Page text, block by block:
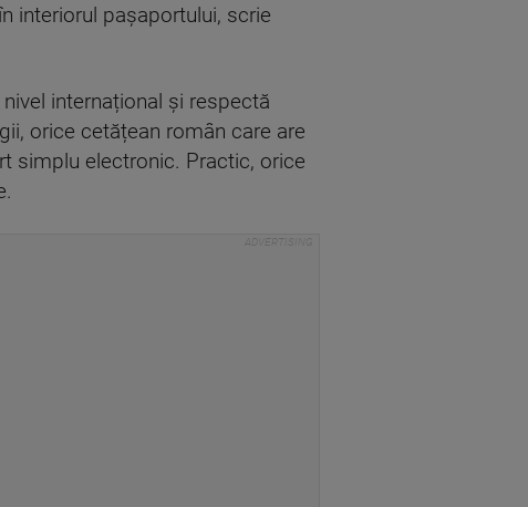
interiorul pașaportului, scrie
internațional și respectă
orice cetățean român care are
simplu electronic. Practic, orice